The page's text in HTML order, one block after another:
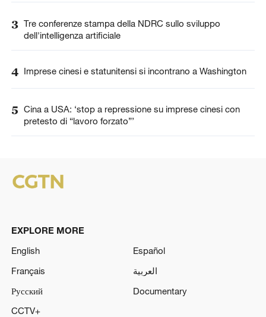
3 Tre conferenze stampa della NDRC sullo sviluppo
dell'intelligenza artificiale
4 Imprese cinesi e statunitensi si incontrano a Washington
5 Cina a USA: ‘stop a repressione su imprese cinesi con
pretesto di “lavoro forzato”’
EXPLORE MORE
English
Español
Français
العربية
Русский
Documentary
CCTV+